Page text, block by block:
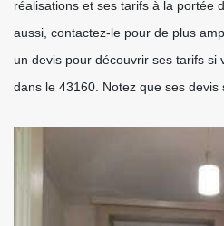
réalisations et ses tarifs à la portée
aussi, contactez-le pour de plus
un devis pour découvrir ses tarifs si
dans le 43160. Notez que ses devis